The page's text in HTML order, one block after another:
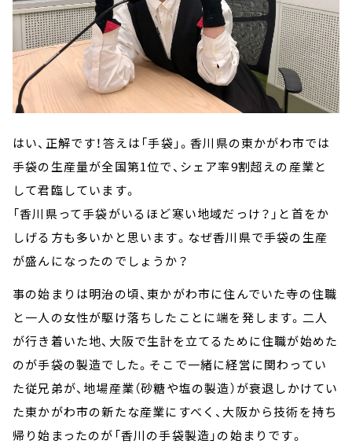
はい、正解です！答えは「手袋」。香川県の東かがわ市では
手袋の生産量が全国第1位で、シェア率9割超えの産業と
して君臨しています。
「香川県って手袋がいるほど寒い地域だっけ？」と首をか
しげる方も多いかと思います。なぜ香川県で手袋の生産
が盛んになったのでしょうか？
事の始まりは明治の頃、東かがわ市に住んでいた寺の住職
と一人の女性が駆け落ちしたことに端を発します。二人
が行き着いた地、大阪で生計を立てるために住職が始めた
のが手袋の製造でした。そこで一緒に経営に関わってい
た従兄弟が、地場産業（砂糖や塩の製造）が衰退しかけてい
た東かがわ市の新たな産業にすべく、大阪から技術を持ち
帰り始まったのが「香川の手袋製造」の始まりです。